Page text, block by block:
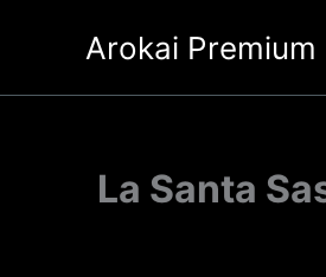
Arokai Premium
La Santa